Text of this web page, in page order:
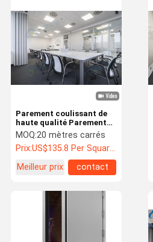
Parement coulissant de
haute qualité Parement
insonorisé Parement
mobile
MOQ:20 mètres carrés
Prix:US$135.8 Per Square Meter
Meilleur prix
contact